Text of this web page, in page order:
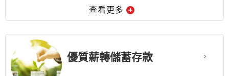
融單位匯款的麻煩。
【計息方式】
查看更多
優質薪轉儲蓄存款